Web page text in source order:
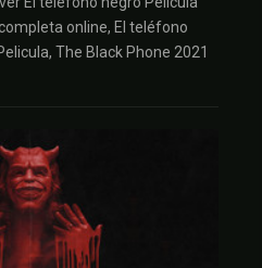
online, El teléfono
The Black Phone 2021